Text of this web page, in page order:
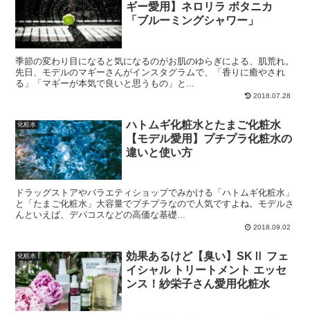
ギー愛用】ネロリラ ボタニカ
「ブルーミングシャワー」
季節の変わり目になると気になるのがお肌のゆらぎによる、肌荒れ。
先日、モデルのマギーさんがインスタグラムで、「香りに癒やされ
る」「マギーが本気で良いと思うもの」と...
2018.07.28
化粧水
ハトムギ化粧水とたまご化粧水
【モデル愛用】プチプラ化粧水の
違いと使い方
ドラッグストアやバラエティショップでみかける「ハトムギ化粧水」
と「たまご化粧水」大容量でプチプラなので人気ですよね。モデルさ
んといえば、デパコスなどの高価な基礎...
2018.09.02
化粧水
効果あるけど【臭い】SKⅡ フェ
イシャル トリートメント エッセ
ンス！紗栄子さん愛用化粧水